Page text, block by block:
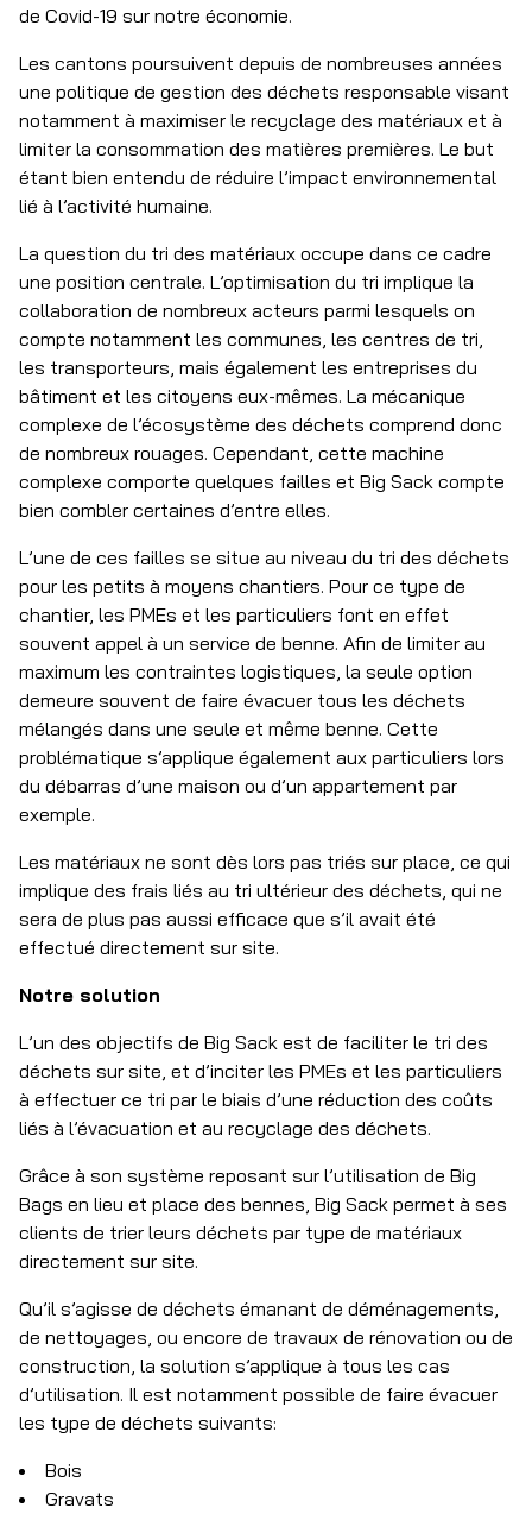
de Covid-19 sur notre économie.
Les cantons poursuivent depuis de nombreuses années
une politique de gestion des déchets responsable visant
notamment à maximiser le recyclage des matériaux et à
limiter la consommation des matières premières. Le but
étant bien entendu de réduire l’impact environnemental
lié à l’activité humaine.
La question du tri des matériaux occupe dans ce cadre
une position centrale. L’optimisation du tri implique la
collaboration de nombreux acteurs parmi lesquels on
compte notamment les communes, les centres de tri,
les transporteurs, mais également les entreprises du
bâtiment et les citoyens eux-mêmes. La mécanique
complexe de l’écosystème des déchets comprend donc
de nombreux rouages. Cependant, cette machine
complexe comporte quelques failles et Big Sack compte
bien combler certaines d’entre elles.
L’une de ces failles se situe au niveau du tri des déchets
pour les petits à moyens chantiers. Pour ce type de
chantier, les PMEs et les particuliers font en effet
souvent appel à un service de benne. Afin de limiter au
maximum les contraintes logistiques, la seule option
demeure souvent de faire évacuer tous les déchets
mélangés dans une seule et même benne. Cette
problématique s’applique également aux particuliers lors
du débarras d’une maison ou d’un appartement par
exemple.
Les matériaux ne sont dès lors pas triés sur place, ce qui
implique des frais liés au tri ultérieur des déchets, qui ne
sera de plus pas aussi efficace que s’il avait été
effectué directement sur site.
Notre solution
L’un des objectifs de Big Sack est de faciliter le tri des
déchets sur site, et d’inciter les PMEs et les particuliers
à effectuer ce tri par le biais d’une réduction des coûts
liés à l’évacuation et au recyclage des déchets.
Grâce à son système reposant sur l’utilisation de Big
Bags en lieu et place des bennes, Big Sack permet à ses
clients de trier leurs déchets par type de matériaux
directement sur site.
Qu’il s’agisse de déchets émanant de déménagements,
de nettoyages, ou encore de travaux de rénovation ou de
construction, la solution s’applique à tous les cas
d’utilisation. Il est notamment possible de faire évacuer
les type de déchets suivants:
Bois
Gravats